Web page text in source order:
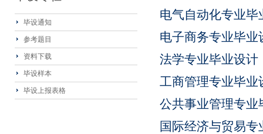
毕设通知
参考题目
资料下载
毕设样本
毕设上报表格
电气自动化专业
电子商务专业毕
法学专业毕业设计
工商管理专业毕业
公共事业管理专业
国际经济与贸易